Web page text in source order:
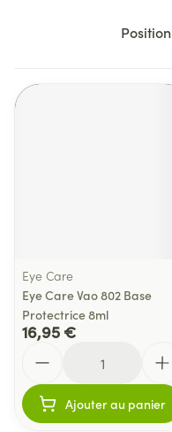
Trier par:
Eye Care
Eye Care Vao 802 Base
Protectrice 8ml
16,95 €
Ajouter au panier